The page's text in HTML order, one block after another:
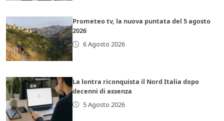
Prometeo tv, la nuova puntata del 5 agosto
2026
6 Agosto 2026
La lontra riconquista il Nord Italia dopo
decenni di assenza
5 Agosto 2026